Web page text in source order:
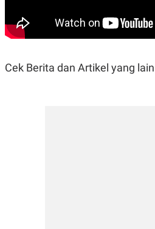
Cek Berita dan Artikel yang